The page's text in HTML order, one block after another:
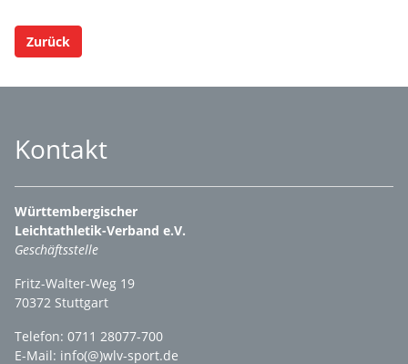
Zurück
Kontakt
Württembergischer
Leichtathletik-Verband e.V.
Geschäftsstelle
Fritz-Walter-Weg 19
70372 Stuttgart
Telefon: 0711 28077-700
E-Mail: info(@)wlv-sport.de